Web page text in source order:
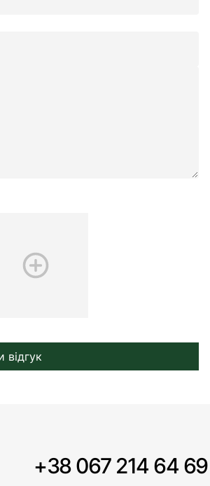
відгук
+38 067 214 64 69